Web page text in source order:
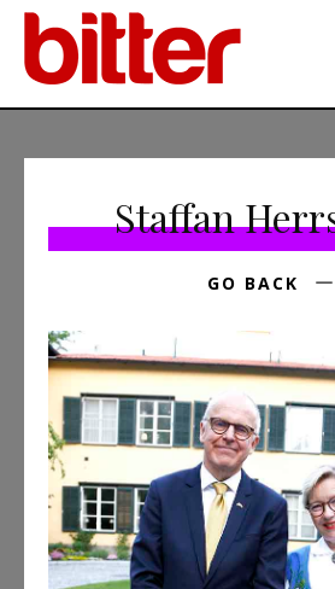
Staffan
GO BACK